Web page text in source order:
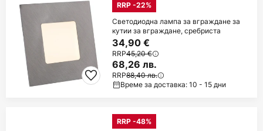
RRP -22%
Светодиодна лампа за вграждане за
кутии за вграждане, сребриста
34,90 €
RRP45,20 €
68,26 лв.
RRP88,40 лв.
Време за доставка: 10 - 15 дни
RRP -48%